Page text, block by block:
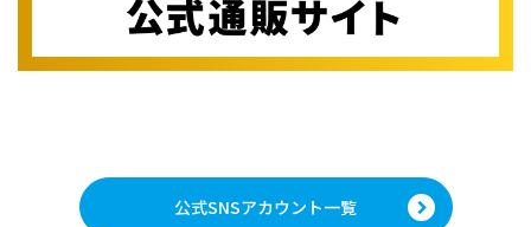
公式SNSアカウント一覧